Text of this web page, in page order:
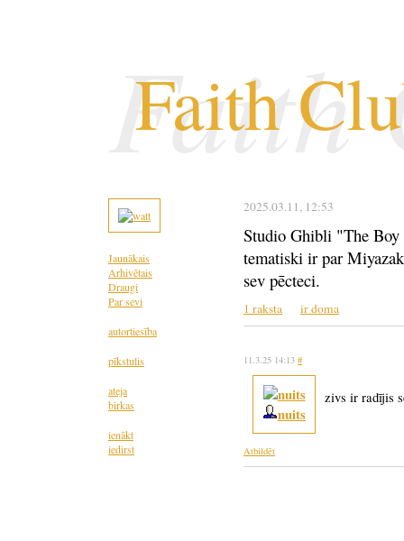
Faith
Faith
Jaunākais
Arhivētais
Draugi
Par sevi
autortiesība
pīkstulis
ateja
birkas
ienākt
iedirst
2025.03.11, 12:53
Studio Ghibli "The
tematiski ir par
sev pēcteci.
1 raksta ir doma
11.3.25 14:13 #
nuits
zivs ir radījis
Atbildēt